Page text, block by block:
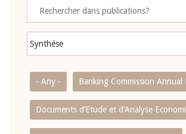
- Any - Banking Commission Annual
Documents d’Etude et d’Analyse